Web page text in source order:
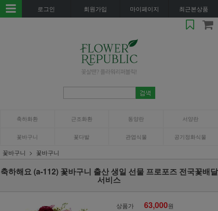
로그인 회원가입 마이페이지 최근본상품
축하화환 근조화환 동양란 서양란
꽃바구니 꽃다발 관엽식물 공기정화식물
꽃바구니 꽃바구니
축하해요 (a-112) 꽃바구니 출산 생일 선물 프로포즈 전국꽃배달
서비스
상품가 63,000원